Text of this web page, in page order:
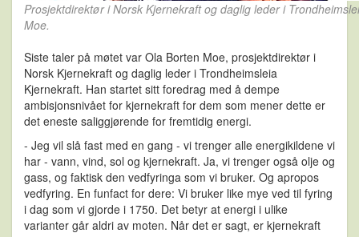
Prosjektdirektør i Norsk Kjernekraft og daglig leder i
Moe.
Siste taler på møtet var Ola Borten Moe, prosjektdirektør i
Norsk Kjernekraft og daglig leder i Trondheimsleia
Kjernekraft. Han startet sitt foredrag med å dempe
ambisjonsnivået for kjernekraft for dem som mener dette er
det eneste saliggjørende for fremtidig energi.
- Jeg vil slå fast med en gang - vi trenger alle energikildene vi
har - vann, vind, sol og kjernekraft. Ja, vi trenger også olje og
gass, og faktisk den vedfyringa som vi bruker. Og apropos
vedfyring. En funfact for dere: Vi bruker like mye ved til fyring
i dag som vi gjorde i 1750. Det betyr at energi i ulike
varianter går aldri av moten. Når det er sagt, er kjernekraft